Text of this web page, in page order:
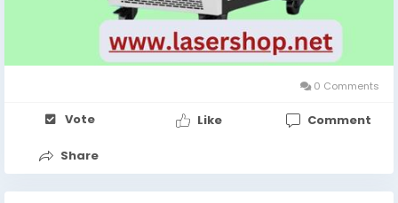
0 Comments
Vote Like Comment
Share